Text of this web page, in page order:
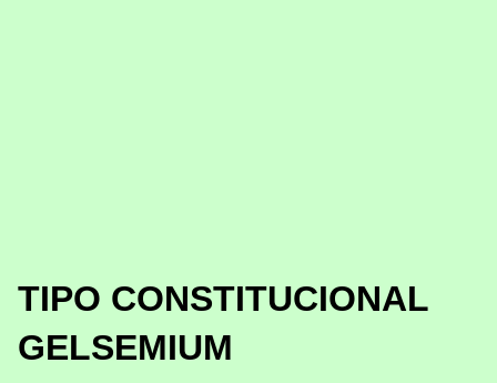
TIPO CONSTITUCIONAL
GELSEMIUM